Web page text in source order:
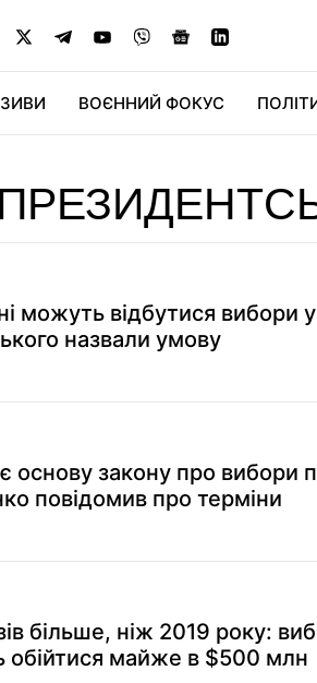
ВОЄННИЙ ФОКУС
можуть відбутися вибори
назвали умову
основу закону про вибори
повідомив про терміни
більше, ніж 2019 року:
обійтися майже в $500 млн